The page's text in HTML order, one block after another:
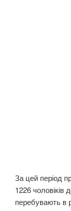
За цей період
1226
перебувають в